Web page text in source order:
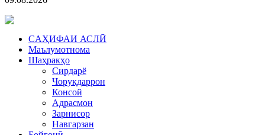
CАҲИФАИ АСЛӢ
Маълумотнома
Шаҳракҳо
Сирдарё
Чоруқдаррон
Консой
Адрасмон
Зарнисор
Навгарзан